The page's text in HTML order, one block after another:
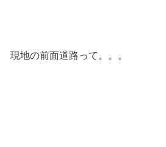
現地の前面道路って。。。